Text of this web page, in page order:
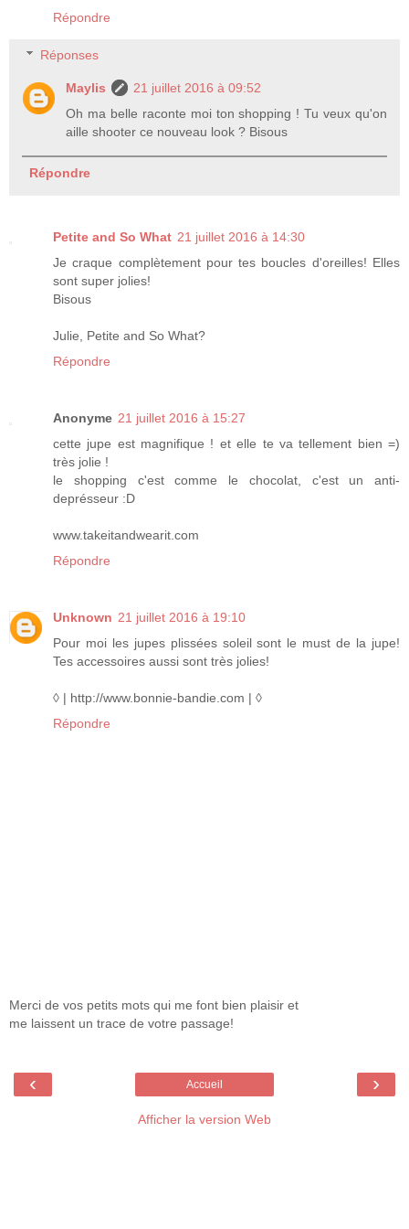
Répondre
Réponses
Maylis
21 juillet 2016 à 09:52
Oh ma belle raconte moi ton shopping ! Tu veux qu'on
aille shooter ce nouveau look ? Bisous
Répondre
Petite and So What 21 juillet 2016 à 14:30
Je craque complètement pour tes boucles d'oreilles! Elles
sont super jolies!
Bisous
Julie, Petite and So What?
Répondre
Anonyme 21 juillet 2016 à 15:27
cette jupe est magnifique ! et elle te va tellement bien =)
très jolie !
le shopping c'est comme le chocolat, c'est un anti-
deprésseur :D
www.takeitandwearit.com
Répondre
Unknown 21 juillet 2016 à 19:10
Pour moi les jupes plissées soleil sont le must de la jupe!
Tes accessoires aussi sont très jolies!
◊ | http://www.bonnie-bandie.com | ◊
Répondre
Merci de vos petits mots qui me font bien plaisir et
me laissent un trace de votre passage!
‹ ›
Accueil
Afficher la version Web